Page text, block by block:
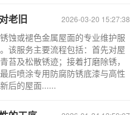
2026-03-20 15:27:38
老旧
蚀或褪色金属屋面的专业维护服
该服务主要流程包括：首先对屋
苔及松散锈迹；接着打磨除锈，
后喷涂专用防腐防锈底漆与高性
后的屋面......